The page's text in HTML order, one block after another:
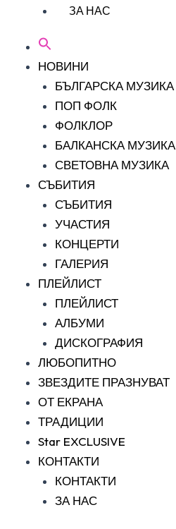
ЗА НАС
НОВИНИ
БЪЛГАРСКА МУЗИКА
ПОП ФОЛК
ФОЛКЛОР
БАЛКАНСКА МУЗИКА
СВЕТОВНА МУЗИКА
СЪБИТИЯ
СЪБИТИЯ
УЧАСТИЯ
КОНЦЕРТИ
ГАЛЕРИЯ
ПЛЕЙЛИСТ
ПЛЕЙЛИСТ
АЛБУМИ
ДИСКОГРАФИЯ
ЛЮБОПИТНО
ЗВЕЗДИТЕ ПРАЗНУВАТ
ОТ ЕКРАНА
ТРАДИЦИИ
Star EXCLUSIVE
КОНТАКТИ
КОНТАКТИ
ЗА НАС